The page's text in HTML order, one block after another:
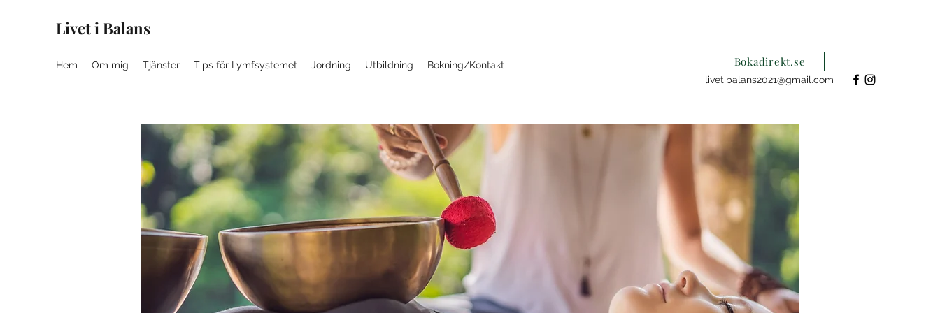
Livet i Balans
Hem Om mig Tjänster Tips för Lymfsystemet Jordning Utbildning Bokning/Kontakt Bokadirekt.se
livetibalans2021@gmail.com